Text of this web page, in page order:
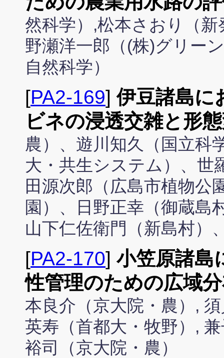
然科学）,松本さおり（
野瀬洋一郎（(株)グリー
自然科学）
[PA2-169]伊豆諸島に
ビネの浸透交雑と形
農）、遊川知久（国立科
大・共生システム）、世
田源次郎（広島市植物公
園）、日野正幸（御蔵島
山下仁佐衛門（新島村）
[PA2-170]小笠原諸島
性管理のための広域
本良介（京大院・農）,
英寿（首都大・牧野）,
裕司（京大院・農）